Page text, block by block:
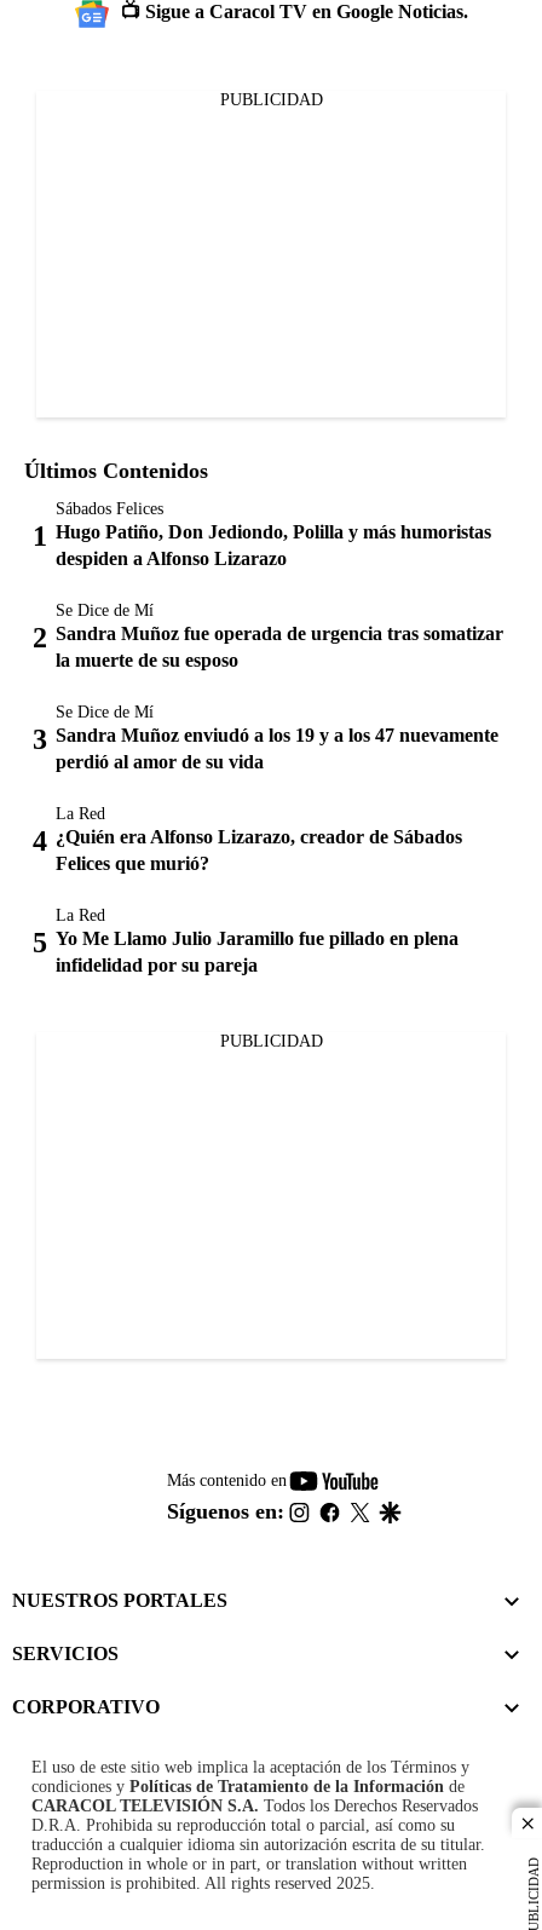
PUBLICIDAD
📺 Sigue a Caracol TV en Google Noticias.
PUBLICIDAD
Últimos Contenidos
Sábados Felices
Hugo Patiño, Don Jediondo, Polilla y más humoristas
despiden a Alfonso Lizarazo
Se Dice de Mí
Sandra Muñoz fue operada de urgencia tras somatizar
la muerte de su esposo
Se Dice de Mí
Sandra Muñoz enviudó a los 19 y a los 47 nuevamente
perdió al amor de su vida
La Red
¿Quién era Alfonso Lizarazo, creador de Sábados
Felices que murió?
La Red
Yo Me Llamo Julio Jaramillo fue pillado en plena
infidelidad por su pareja
PUBLICIDAD
Más contenido en
youtube-
footer
Síguenos en: instagram
facebook
twitter
NUESTROS PORTALES
SERVICIOS
CORPORATIVO
El uso de este sitio web implica la aceptación de los Términos y
condiciones y Políticas de Tratamiento de la Información de
CARACOL TELEVISIÓN S.A. Todos los Derechos Reservados
D.R.A. Prohibida su reproducción total o parcial, así como su
traducción a cualquier idioma sin autorización escrita de su titular.
Reproduction in whole or in part, or translation without written
permission is prohibited. All rights reserved 2025.